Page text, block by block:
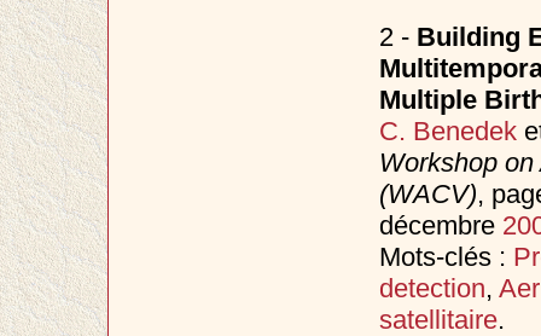
2 - Building
Multiple
C. Benedek
Workshop
(WACV),
décembre
Mots-clés :
detection,
satellitaire.